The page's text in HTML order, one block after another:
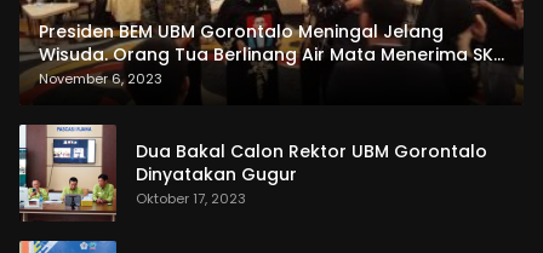
Presiden BEM UBM Gorontalo Meningal Jelang
Wisuda. Orang Tua Berlinang Air Mata Menerima SKL
dan Pemasangan Salempang
November 6, 2023
Dua Bakal Calon Rektor UBM Gorontalo
Dinyatakan Gugur
Oktober 17, 2023